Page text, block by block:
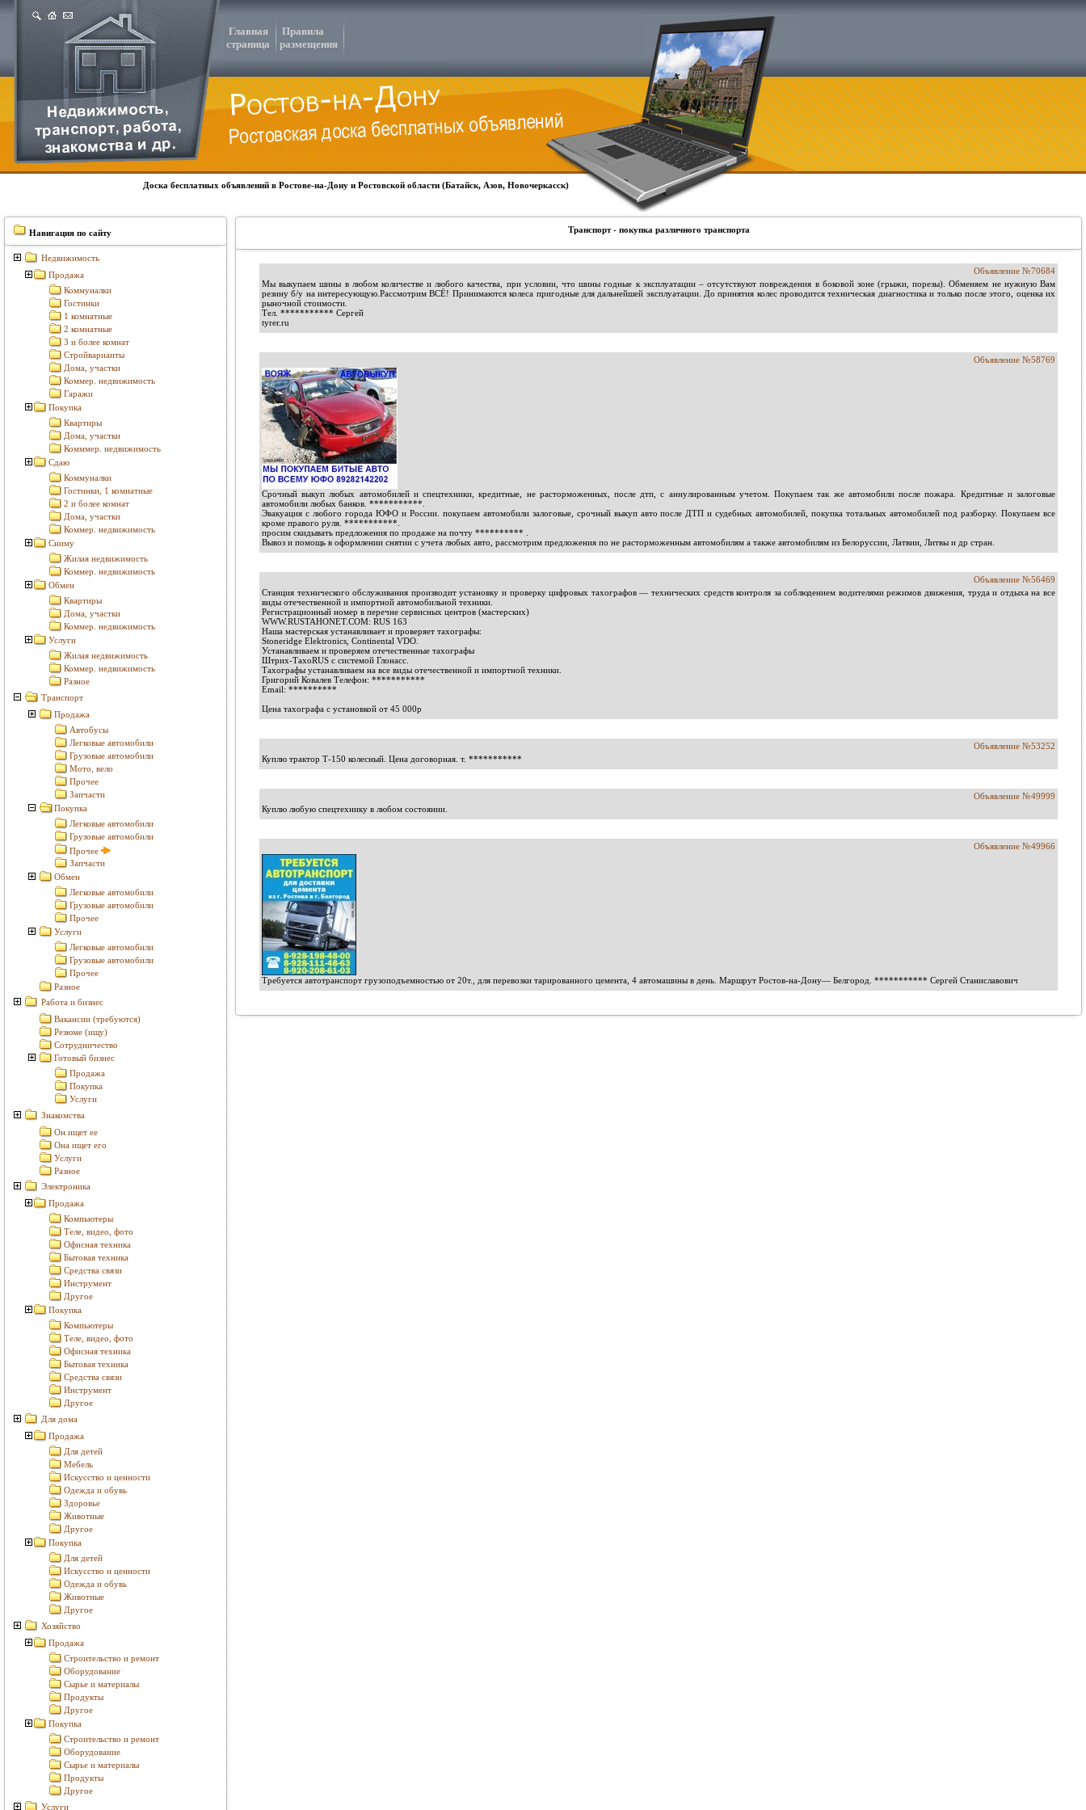
Главная
страница
Правила
размещения
Доска бесплатных объявлений в Ростове-на-Дону и Ростовской области (Батайск, Азов, Новочеркасск)
Навигация по сайту
Недвижимость
Продажа
Коммуналки
Гостинки
1 комнатные
2 комнатные
3 и более комнат
Стройварианты
Дома, участки
Коммер. недвижимость
Гаражи
Покупка
Квартиры
Дома, участки
Комммер. недвижимость
Сдаю
Коммуналки
Гостинки, 1 комнатные
2 и более комнат
Дома, участки
Коммер. недвижимость
Сниму
Жилая недвижимость
Коммер. недвижимость
Обмен
Квартиры
Дома, участки
Коммер. недвижимость
Услуги
Жилая недвижимость
Коммер. недвижимость
Разное
Транспорт
Продажа
Автобусы
Легковые автомобили
Грузовые автомобили
Мото, вело
Прочее
Запчасти
Покупка
Легковые автомобили
Грузовые автомобили
Прочее
Запчасти
Обмен
Легковые автомобили
Грузовые автомобили
Прочее
Услуги
Легковые автомобили
Грузовые автомобили
Прочее
Разное
Работа и бизнес
Вакансии (требуются)
Резюме (ищу)
Сотрудничество
Готовый бизнес
Продажа
Покупка
Услуги
Знакомства
Он ищет ее
Она ищет его
Услуги
Разное
Электроника
Продажа
Компьютеры
Теле, видео, фото
Офисная техника
Бытовая техника
Средства связи
Инструмент
Другое
Покупка
Компьютеры
Теле, видео, фото
Офисная техника
Бытовая техника
Средства связи
Инструмент
Другое
Для дома
Продажа
Для детей
Мебель
Искусство и ценности
Одежда и обувь
Здоровье
Животные
Другое
Покупка
Для детей
Искусство и ценности
Одежда и обувь
Животные
Другое
Хозяйство
Продажа
Строительство и ремонт
Оборудование
Сырье и материалы
Продукты
Другое
Покупка
Строительство и ремонт
Оборудование
Сырье и материалы
Продукты
Другое
Услуги
Транспорт - покупка различного транспорта
Объявление №70684
Мы выкупаем шины в любом количестве и любого качества, при условии, что шины годные к эксплуатации – отсутствуют повреждения в боковой зоне (грыжи, порезы). Обменяем не нужную Вам
резину б/у на интересующую.Рассмотрим ВСЁ! Принимаются колеса пригодные для дальнейшей эксплуатации. До принятия колес проводится техническая диагностика и только после этого, оценка их
рыночной стоимости.
Тел. *********** Сергей
tyrer.ru
Объявление №58769
Срочный выкуп любых автомобилей и спецтехники, кредитные, не расторможенных, после дтп, с аннулированным учетом. Покупаем так же автомобили после пожара. Кредитные и залоговые
автомобили любых банков. ***********
Эвакуация с любого города ЮФО и России. покупаем автомобили залоговые, срочный выкуп авто после ДТП и судебных автомобилей, покупка тотальных автомобилей под разборку. Покупаем все
кроме правого руля. ***********
просим скидывать предложения по продаже на почту **********
Вывоз и помощь в оформлении снятии с учета любых авто, рассмотрим предложения по не расторможенным автомобилям а также автомобилям из Белоруссии, Латвии, Литвы и др стран.
Объявление №56469
Станция технического обслуживания производит установку и проверку цифровых тахографов — технических средств контроля за соблюдением водителями режимов движения, труда и отдыха на все
виды отечественной и импортной автомобильной техники.
Регистрационный номер в перечне сервисных центров (мастерских)
WWW.RUSTAHONET.COM: RUS 163
Наша мастерская устанавливает и проверяет тахографы:
Stoneridge Elektronics, Continental VDO.
Устанавливаем и проверяем отечественные тахографы
Штрих-ТахоRUS с системой Глонасс.
Тахографы устанавливаем на все виды отечественной и импортной техники.
Григорий Ковалев Телефон: ***********
Email: **********
Цена тахографа с установкой от 45 000р
Объявление №53252
Куплю трактор Т-150 колесный. Цена договорная. т. ***********
Объявление №49999
Куплю любую спецтехнику в любом состоянии.
Объявление №49966
Требуется автотранспорт грузоподъемностью от 20т., для перевозки тарированного цемента, 4 автомашины в день. Маршрут Ростов-на-Дону— Белгород. *********** Сергей Станиславович